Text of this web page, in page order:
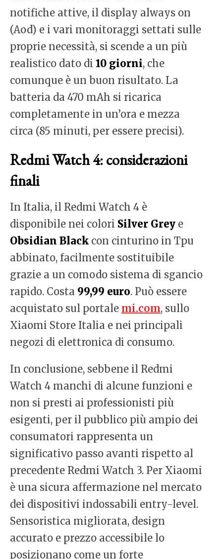
notifiche attive, il display always on
(Aod) e i vari monitoraggi settati sulle
proprie necessità, si scende a un più
realistico dato di 10 giorni, che
comunque è un buon risultato. La
batteria da 470 mAh si ricarica
completamente in un’ora e mezza
circa (85 minuti, per essere precisi).
Redmi Watch 4: considerazioni
finali
In Italia, il Redmi Watch 4 è
disponibile nei colori Silver Grey e
Obsidian Black con cinturino in Tpu
abbinato, facilmente sostituibile
grazie a un comodo sistema di sgancio
rapido. Costa 99,99 euro. Può essere
acquistato sul portale mi.com, sullo
Xiaomi Store Italia e nei principali
negozi di elettronica di consumo.
In conclusione, sebbene il Redmi
Watch 4 manchi di alcune funzioni e
non si presti ai professionisti più
esigenti, per il pubblico più ampio dei
consumatori rappresenta un
significativo passo avanti rispetto al
precedente Redmi Watch 3. Per Xiaomi
è una sicura affermazione nel mercato
dei dispositivi indossabili entry-level.
Sensoristica migliorata, design
accurato e prezzo accessibile lo
posizionano come un forte